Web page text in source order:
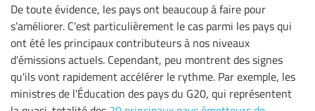
De toute évidence, les pays ont beaucoup à faire pour
s’améliorer. C'est particulièrement le cas parmi les pays qui
ont été les principaux contributeurs à nos niveaux
d'émissions actuels. Cependant, peu montrent des signes
qu'ils vont rapidement accélérer le rythme. Par exemple, les
ministres de l'Éducation des pays du G20, qui représentent